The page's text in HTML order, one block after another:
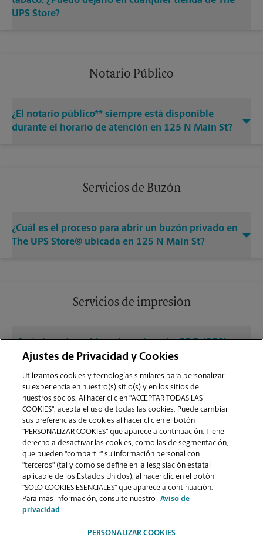
UPS Store?
Notario Público
¿El notario público** siempre está disponible
durante el horario de atención en 125 N Main St?
Servicios de Buzón
¿Cuál es el proceso para abrir un buzón privado en
The UPS Store® ubicada en 125 N Main St?
Servicios de impresión
¿Qué clase de archivos (por ejemplo, PDF, JPEG)
debo usar para enviar a imprimir documentos en
¿Puedo terminar un trabajo de impresión
(laminado, encuadernado o engrapado) en la
sucursal ubicada en 125 N Main St?
¿La sucursal de Blacksburg ofrece servicios de
impresión de gran formato como pancartas,
carteles o planos?
Ajustes de Privacidad y Cookies
Utilizamos cookies y tecnologías similares para personalizar
su experiencia en nuestro(s) sitio(s) y en los sitios de
nuestros socios. Al hacer clic en "ACCEPTAR TODAS LAS
COOKIES", acepta el uso de todas las cookies. Puede cambiar
sus preferencias de cookies al hacer clic en el botón
"PERSONALIZAR COOKIES" que aparece a continuación. Tiene
derecho a desactivar las cookies, como las de segmentación,
que pueden "compartir" su información personal con
"terceros" (tal y como se define en la lesgislación estatal
aplicable de los Estados Unidos), al hacer clic en el botón
"SOLO COOKIES ESENCIALES" que aparece a continuación.
Para más información, consulte nuestro
Aviso de
privacidad
PERSONALIZAR COOKIES